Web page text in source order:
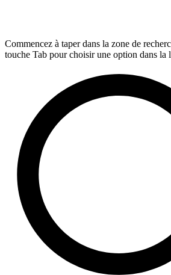
Commencez à taper dans la zone de
touche Tab pour choisir une option dans la